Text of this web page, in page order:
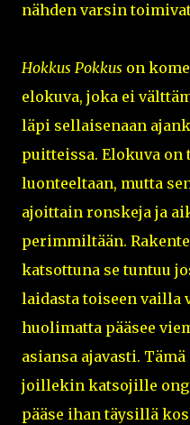
nähden varsin
Hokkus Pokkus on
elokuva, joka ei
läpi sellaisenaan
puitteissa. Elokuva
luonteeltaan, mutta
ajoittain ronskeja ja
perimmiltään.
katsottuna se tuntuu
laidasta toiseen vailla
huolimatta pääsee
asiansa ajavasti.
joillekin katsojille
pääse ihan täysillä